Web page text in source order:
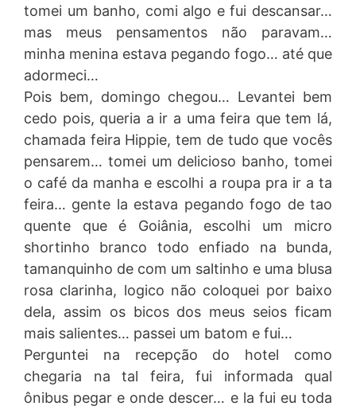
tomei um banho, comi algo e fui descansar…
mas meus pensamentos não paravam…
minha menina estava pegando fogo… até que
adormeci…
Pois bem, domingo chegou… Levantei bem
cedo pois, queria a ir a uma feira que tem lá,
chamada feira Hippie, tem de tudo que vocês
pensarem… tomei um delicioso banho, tomei
o café da manha e escolhi a roupa pra ir a ta
feira… gente la estava pegando fogo de tao
quente que é Goiânia, escolhi um micro
shortinho branco todo enfiado na bunda,
tamanquinho de com um saltinho e uma blusa
rosa clarinha, logico não coloquei por baixo
dela, assim os bicos dos meus seios ficam
mais salientes… passei um batom e fui…
Perguntei na recepção do hotel como
chegaria na tal feira, fui informada qual
ônibus pegar e onde descer… e la fui eu toda